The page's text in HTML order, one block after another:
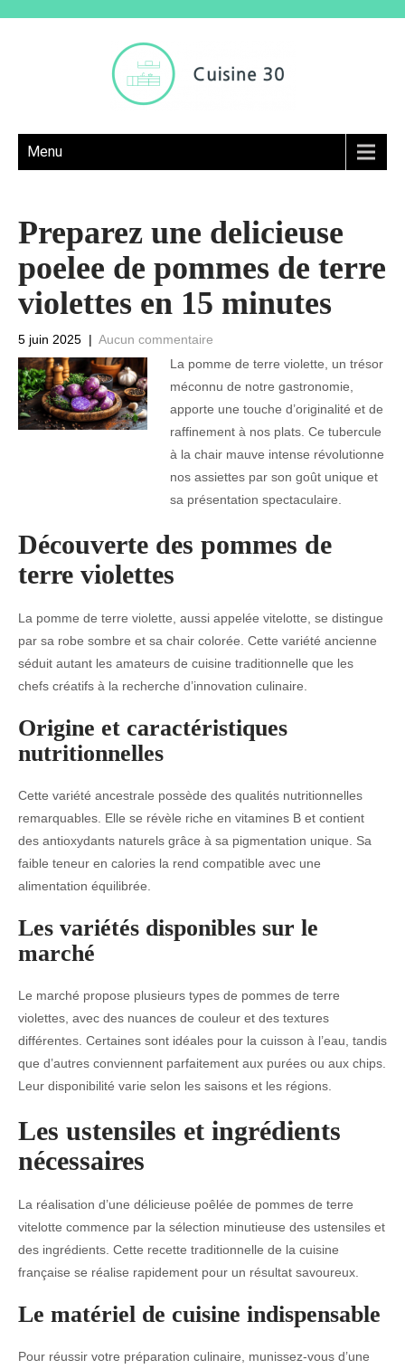
Menu
Preparez une delicieuse
poelee de pommes de terre
violettes en 15 minutes
5 juin 2025 | Aucun commentaire
La pomme de terre violette, un trésor
méconnu de notre gastronomie,
apporte une touche d’originalité et de
raffinement à nos plats. Ce tubercule
à la chair mauve intense révolutionne
nos assiettes par son goût unique et
sa présentation spectaculaire.
Découverte des pommes de
terre violettes
La pomme de terre violette, aussi appelée vitelotte, se distingue
par sa robe sombre et sa chair colorée. Cette variété ancienne
séduit autant les amateurs de cuisine traditionnelle que les
chefs créatifs à la recherche d’innovation culinaire.
Origine et caractéristiques
nutritionnelles
Cette variété ancestrale possède des qualités nutritionnelles
remarquables. Elle se révèle riche en vitamines B et contient
des antioxydants naturels grâce à sa pigmentation unique. Sa
faible teneur en calories la rend compatible avec une
alimentation équilibrée.
Les variétés disponibles sur le
marché
Le marché propose plusieurs types de pommes de terre
violettes, avec des nuances de couleur et des textures
différentes. Certaines sont idéales pour la cuisson à l’eau, tandis
que d’autres conviennent parfaitement aux purées ou aux chips.
Leur disponibilité varie selon les saisons et les régions.
Les ustensiles et ingrédients
nécessaires
La réalisation d’une délicieuse poêlée de pommes de terre
vitelotte commence par la sélection minutieuse des ustensiles et
des ingrédients. Cette recette traditionnelle de la cuisine
française se réalise rapidement pour un résultat savoureux.
Le matériel de cuisine indispensable
Pour réussir votre préparation culinaire, munissez-vous d’une